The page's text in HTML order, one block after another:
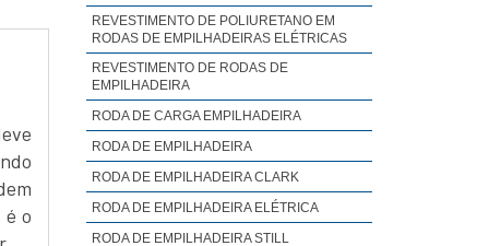
é o
REVESTIMENTO DE POLIURETANO EM
RODAS DE EMPILHADEIRAS ELÉTRICAS
REVESTIMENTO DE RODAS DE
EMPILHADEIRA
RODA DE CARGA EMPILHADEIRA
RODA DE EMPILHADEIRA
RODA DE EMPILHADEIRA CLARK
RODA DE EMPILHADEIRA ELÉTRICA
RODA DE EMPILHADEIRA STILL